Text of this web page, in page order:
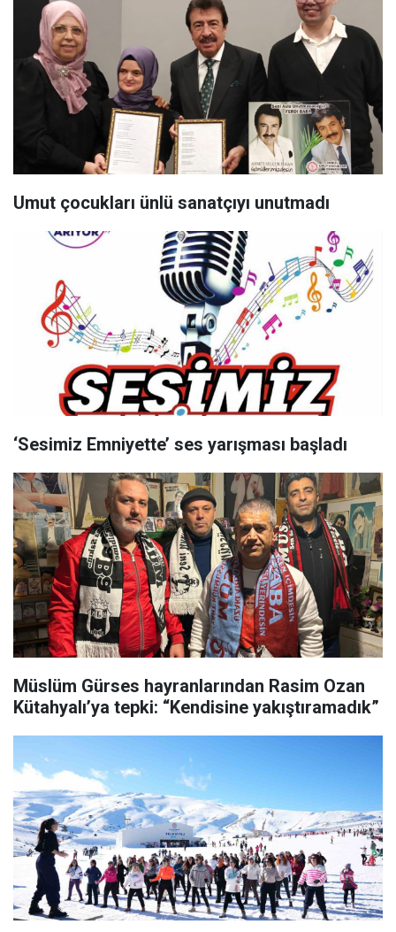
Umut çocukları ünlü sanatçıyı unutmadı
‘Sesimiz Emniyette’ ses yarışması başladı
Müslüm Gürses hayranlarından Rasim Ozan
Kütahyalı’ya tepki: “Kendisine yakıştıramadık”